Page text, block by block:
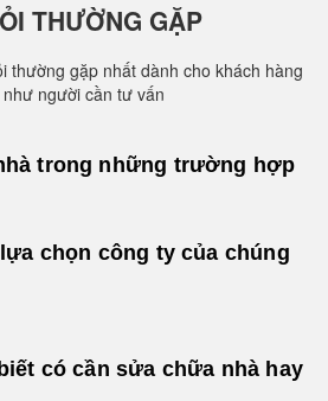
THƯỜNG GẶP
thường gặp nhất dành cho khách hàng
người cần tư vấn
trong những trường hợp
chọn công ty của chúng
có cần sửa chữa nhà hay